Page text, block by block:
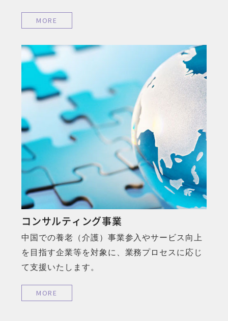
MORE
MORE
コンサルティング事業
中国での養老（介護）事業参入やサービス向上
を目指す企業等を対象に、業務プロセスに応じ
て支援いたします。
MORE